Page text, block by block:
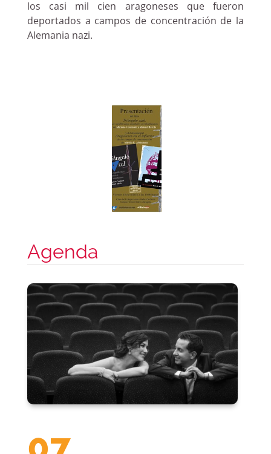
los casi mil cien aragoneses que fueron
deportados a campos de concentración de la
Alemania nazi.
Agenda